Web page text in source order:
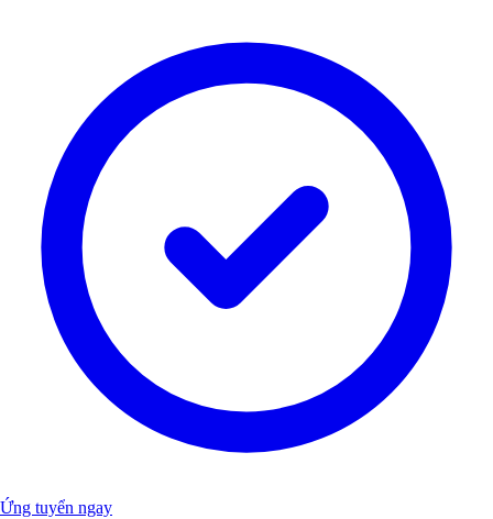
Ứng tuyển ngay